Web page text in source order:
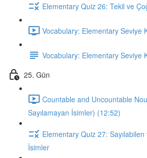
Elementary Quiz 26: Tekil ve
Vocabulary: Elementary Seviye
Vocabulary: Elementary Seviye
25. Gün
Countable and Uncountable
Sayılamayan İsimler) (12:52)
Elementary Quiz 27: Sayılabilen
İsimler